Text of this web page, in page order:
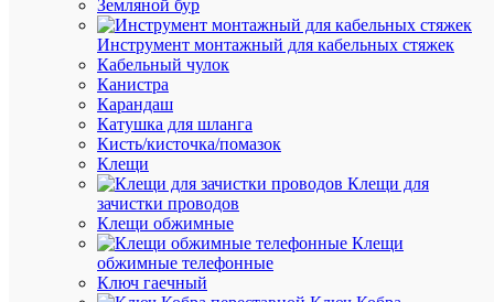
Земляной бур
Инструмент монтажный для кабельных стяжек
Кабельный чулок
Канистра
Карандаш
Катушка для шланга
Кисть/кисточка/помазок
Клещи
Клещи для
зачистки проводов
Клещи обжимные
Клещи
обжимные телефонные
Ключ гаечный
шт.
В